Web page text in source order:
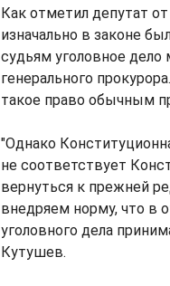
Как отметил депутат
изначально в законе
судьям уголовное
генерального
такое право обычным
"Однако
не соответствует
вернуться к прежней
внедряем норму, что в
уголовного дела
Кутушев.